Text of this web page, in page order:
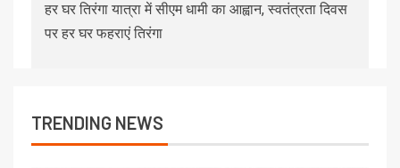
हर घर तिरंगा यात्रा में सीएम धामी का आह्वान, स्वतंत्रता दिवस
पर हर घर फहराएं तिरंगा
TRENDING NEWS